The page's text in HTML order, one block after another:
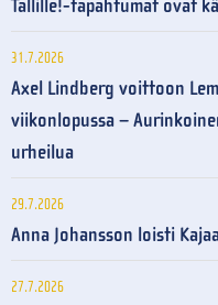
Tallille!-tapahtumat ovat
31.7.2026
Axel Lindberg voittoon
viikonlopussa –
urheilua
29.7.2026
Anna Johansson loisti
27.7.2026